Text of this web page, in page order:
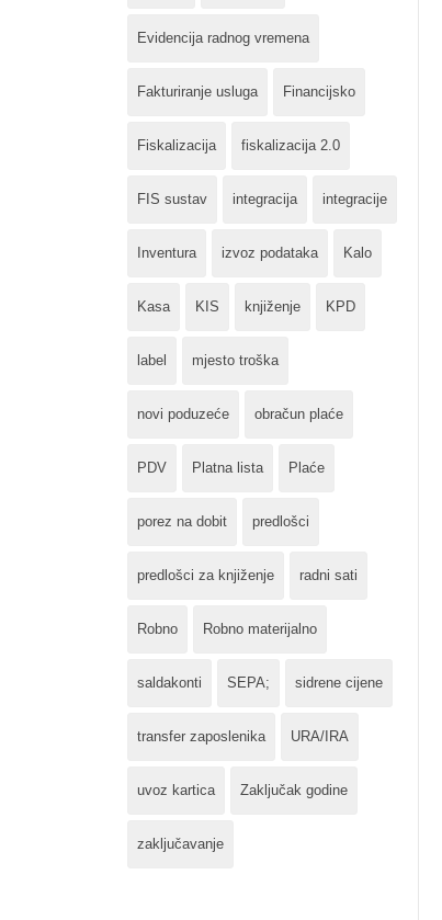
Evidencija radnog vremena
Fakturiranje usluga Financijsko
Fiskalizacija fiskalizacija 2.0
FIS sustav integracija integracije
Inventura izvoz podataka Kalo
Kasa KIS knjiženje KPD
label mjesto troška
novi poduzeće obračun plaće
PDV Platna lista Plaće
porez na dobit predlošci
predlošci za knjiženje radni sati
Robno Robno materijalno
saldakonti SEPA; sidrene cijene
transfer zaposlenika URA/IRA
uvoz kartica Zaključak godine
zaključavanje